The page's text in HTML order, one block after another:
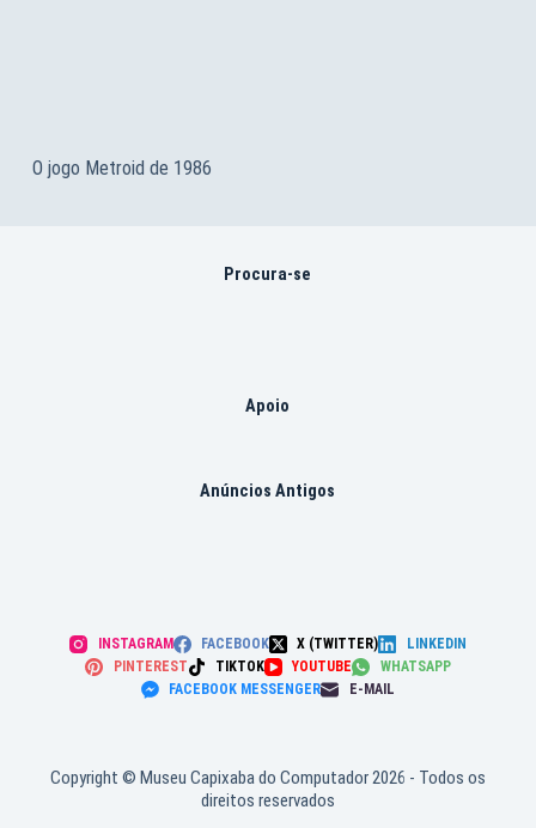
O jogo Metroid de 1986
Procura-se
Apoio
Anúncios Antigos
INSTAGRAM FACEBOOK X (TWITTER)
LINKEDIN
PINTEREST
TIKTOK YOUTUBE
WHATSAPP
FACEBOOK MESSENGER
E-MAIL
Copyright © Museu Capixaba do Computador 2026 - Todos os
direitos reservados